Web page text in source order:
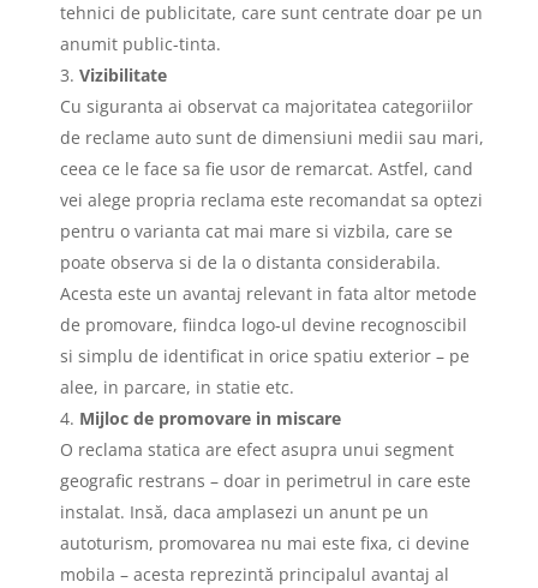
tehnici de publicitate, care sunt centrate doar pe un
anumit public-tinta.
Vizibilitate
Cu siguranta ai observat ca majoritatea categoriilor
de reclame auto sunt de dimensiuni medii sau mari,
ceea ce le face sa fie usor de remarcat. Astfel, cand
vei alege propria reclama este recomandat sa optezi
pentru o varianta cat mai mare si vizbila, care se
poate observa si de la o distanta considerabila.
Acesta este un avantaj relevant in fata altor metode
de promovare, fiindca logo-ul devine recognoscibil
si simplu de identificat in orice spatiu exterior – pe
alee, in parcare, in statie etc.
Mijloc de promovare in miscare
O reclama statica are efect asupra unui segment
geografic restrans – doar in perimetrul in care este
instalat. Insă, daca amplasezi un anunt pe un
autoturism, promovarea nu mai este fixa, ci devine
mobila – acesta reprezintă principalul avantaj al